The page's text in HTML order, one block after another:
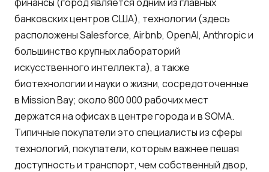
банковских центров США), технологии (здесь
расположены Salesforce, Airbnb, OpenAI, Anthropic и
большинство крупных лабораторий
искусственного интеллекта), а также
биотехнологии и науки о жизни, сосредоточенные
в Mission Bay; около 800 000 рабочих мест
держатся на офисах в центре города и в SOMA.
Типичные покупатели это специалисты из сферы
технологий, покупатели, которым важнее пешая
доступность и транспорт, чем собственный двор,